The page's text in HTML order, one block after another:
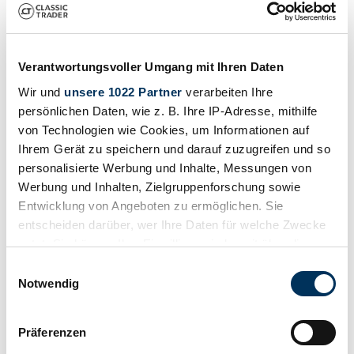
Verantwortungsvoller Umgang mit Ihren Daten
Wir und unsere 1022 Partner verarbeiten Ihre
persönlichen Daten, wie z. B. Ihre IP-Adresse, mithilfe
von Technologien wie Cookies, um Informationen auf
Ihrem Gerät zu speichern und darauf zuzugreifen und so
personalisierte Werbung und Inhalte, Messungen von
Werbung und Inhalten, Zielgruppenforschung sowie
Entwicklung von Angeboten zu ermöglichen. Sie
entscheiden darüber, wer Ihre Daten für welche Zwecke
nutzt. Sie können Ihre Einwilligung jederzeit über die
Trigger Symbol ändern oder widerrufen
Informationen über Ihre geografische Lage
Notwendig
Präferenzen
Venditore